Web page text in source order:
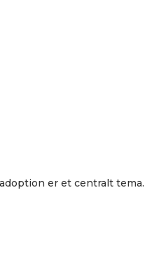
er et centralt tema.